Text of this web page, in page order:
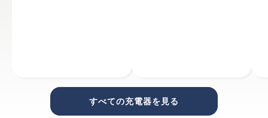
すべての充電器を見る